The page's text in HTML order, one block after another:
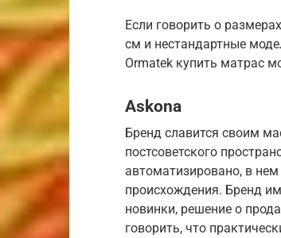
Если говорить о
см и нестандартные
Ormatek купить матрас
Askona
Бренд славится своим
постсоветского
автоматизировано, в
происхождения. Бренд
новинки, решение о
говорить, что